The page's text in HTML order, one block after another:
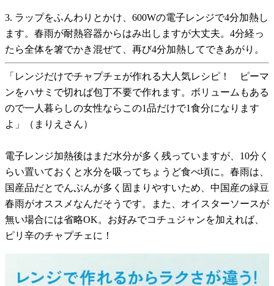
3. ラップをふんわりとかけ、600Wの電子レンジで4分加熱し
ます。春雨が耐熱容器からはみ出しますが大丈夫。4分経っ
たら全体を箸でかき混ぜて、再び4分加熱してできあがり。
「レンジだけでチャプチェが作れる大人気レシピ！ ピーマ
ンをハサミで切れば包丁不要で作れます。ボリュームもある
ので一人暮らしの女性ならこの1品だけで1食分になります
よ」（まりえさん）
電子レンジ加熱後はまだ水分が多く残っていますが、10分く
らい置いておくと水分を吸ってちょうど食べ頃に。春雨は、
国産品だとでんぷんが多く固まりやすいため、中国産の緑豆
春雨がオススメなんだそうです。また、オイスターソースが
無い場合には省略OK。お好みでコチュジャンを加えれば、
ピリ辛のチャプチェに！